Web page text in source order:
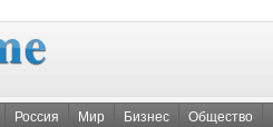
Россия Мир Бизнес Общество